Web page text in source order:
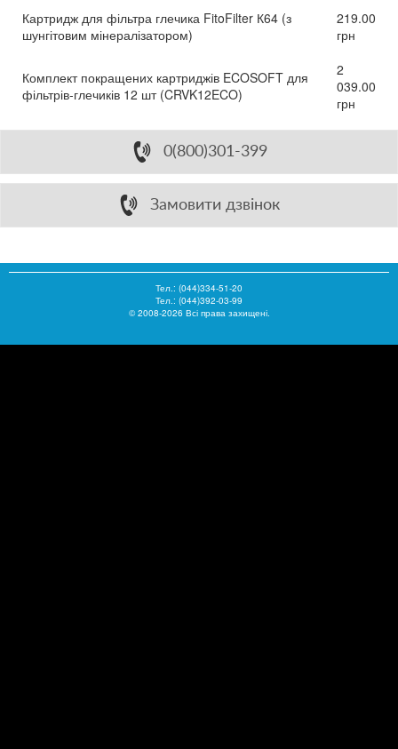
Картридж для фільтра глечика FitoFilter К64 (з
шунгітовим мінералізатором)
219.00
грн
Комплект покращених картриджів ECOSOFT для
фільтрів-глечиків 12 шт (CRVK12ECO)
2
039.00
грн
0(800)301-399
Замовити дзвінок
Тел.: (044)334-51-20
Тел.: (044)392-03-99
© 2008-2026 Всі права захищені.